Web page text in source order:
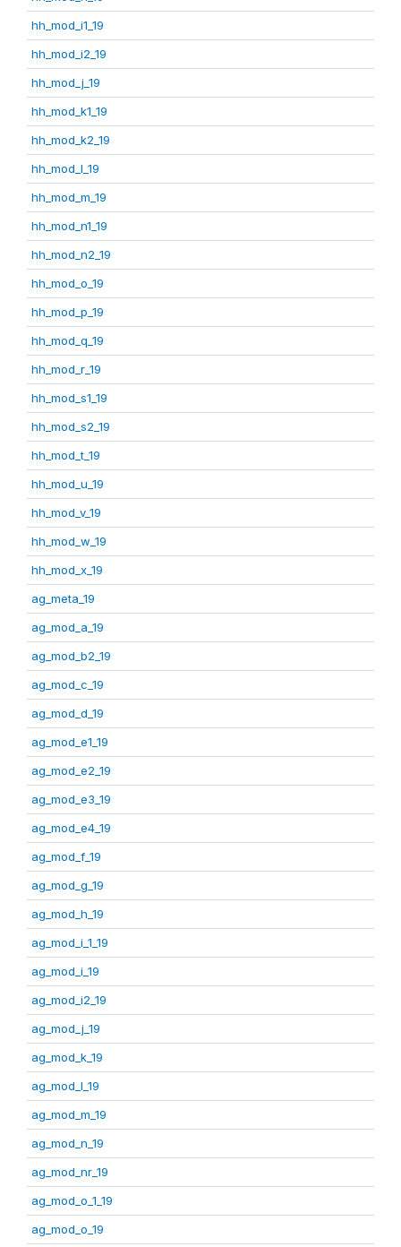
hh_mod_i1_19
hh_mod_i2_19
hh_mod_j_19
hh_mod_k1_19
hh_mod_k2_19
hh_mod_l_19
hh_mod_m_19
hh_mod_n1_19
hh_mod_n2_19
hh_mod_o_19
hh_mod_p_19
hh_mod_q_19
hh_mod_r_19
hh_mod_s1_19
hh_mod_s2_19
hh_mod_t_19
hh_mod_u_19
hh_mod_v_19
hh_mod_w_19
hh_mod_x_19
ag_meta_19
ag_mod_a_19
ag_mod_b2_19
ag_mod_c_19
ag_mod_d_19
ag_mod_e1_19
ag_mod_e2_19
ag_mod_e3_19
ag_mod_e4_19
ag_mod_f_19
ag_mod_g_19
ag_mod_h_19
ag_mod_i_1_19
ag_mod_i_19
ag_mod_i2_19
ag_mod_j_19
ag_mod_k_19
ag_mod_l_19
ag_mod_m_19
ag_mod_n_19
ag_mod_nr_19
ag_mod_o_1_19
ag_mod_o_19